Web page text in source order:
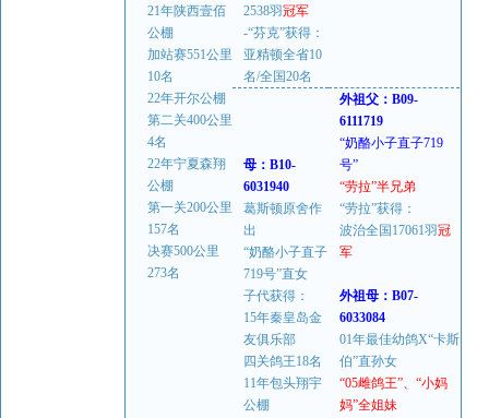
21年陕西壹佰
公棚
加站赛551公里
10名
22年开尔公棚
第二关400公里
4名
22年宁夏森翔
公棚
第一关200公里
157名
决赛500公里
273名
2538羽冠军
-“芬克”获得：
亚精顿全省10
名/全国20名
母：B10-
6031940
葛斯顿原舍作
出
“奶酪小子直子
719号”直女
子代获得：
15年秦皇岛金
友俱乐部
四关鸽王18名
11年包头翔宇
公棚
外祖父：B09-
6111719
“奶酪小子直子719
号”
“劳拉”半兄弟
“劳拉”获得：
波治全国17061羽冠
军
外祖母：B07-
6033084
01年最佳幼鸽X“卡斯
伯”直孙女
“05雌鸽王”、“小妈
妈”全姐妹